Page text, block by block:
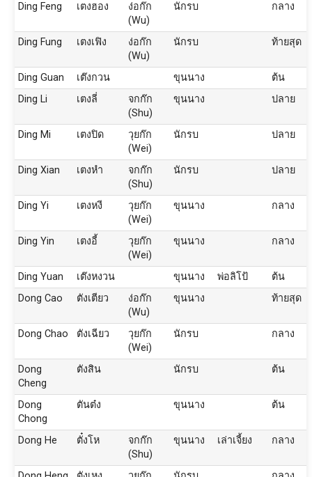
Ding Feng เตงฮอง
ง่อก๊ก
(Wu)
นักรบ กลาง
Ding Fung เตงเฟิง
ง่อก๊ก
(Wu)
นักรบ ท้ายสุด
Ding Guan เต๊งกวน ขุนนาง
ต้น
Ding Li
เตงลี่
จกก๊ก
(Shu)
ขุนนาง ปลาย
Ding Mi เตงปิด
วุยก๊ก
(Wei)
นักรบ ปลาย
Ding Xian เตงหำ
จกก๊ก
(Shu)
นักรบ ปลาย
Ding Yi เตงหงี
วุยก๊ก
(Wei)
ขุนนาง กลาง
Ding Yin เตงอี้
วุยก๊ก
(Wei)
ขุนนาง กลาง
Ding Yuan เต๊งหงวน ขุนนาง พ่อลิโป้
ต้น
Dong Cao
ตังเตียว
ง่อก๊ก
(Wu)
ขุนนาง ท้ายสุด
Dong Chao ตังเฉียว
วุยก๊ก
(Wei)
นักรบ กลาง
Dong
Cheng
ตังสิน นักรบ ต้น
Dong
Chong
ตันต๋ง ขุนนาง ต้น
Dong He ตั๋งโห
จกก๊ก
(Shu)
ขุนนาง เล่าเจี้ยง กลาง